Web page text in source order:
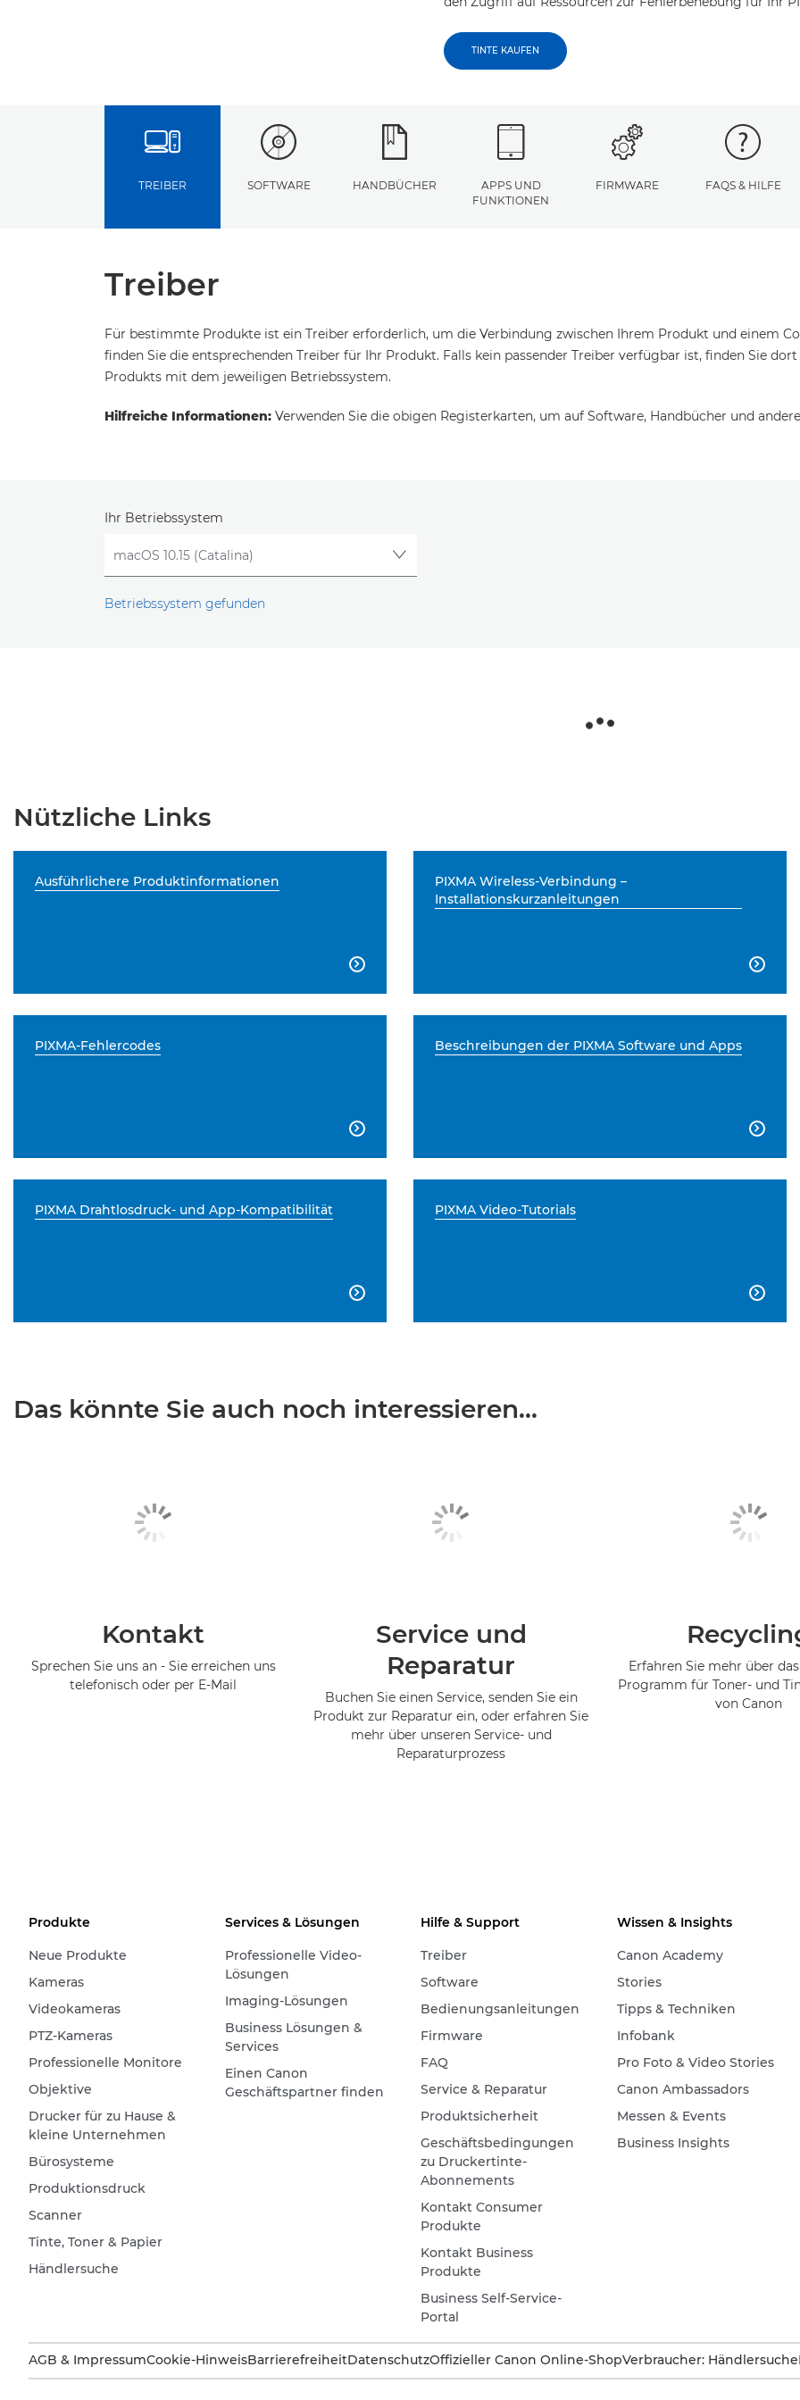
TINTE KAUFEN
TREIBER SOFTWARE HANDBÜCHER
APPS UND
FUNKTIONEN
FIRMWARE FAQS & HILFE
Treiber
Für bestimmte Produkte ist ein Treiber erforderlich, um die Verbindung zwischen Ihrem Produkt und einem
finden Sie die entsprechenden Treiber für Ihr Produkt. Falls kein passender Treiber verfügbar ist, finden Sie
Produkts mit dem jeweiligen Betriebssystem.
Hilfreiche Informationen: Verwenden Sie die obigen Registerkarten, um auf Software, Handbücher und
Ihr Betriebssystem
Betriebssystem gefunden
Nützliche Links
Ausführlichere Produktinformationen

PIXMA Wireless-Verbindung –
Installationskurzanleitungen

PIXMA-Fehlercodes

Beschreibungen der PIXMA Software und Apps

PIXMA Drahtlosdruck- und App-Kompatibilität

PIXMA Video-Tutorials

Das könnte Sie auch noch interessieren...
Kontakt
Sprechen Sie uns an - Sie erreichen uns
telefonisch oder per E-Mail
Service und
Reparatur
Buchen Sie einen Service, senden Sie ein
Produkt zur Reparatur ein, oder erfahren Sie
mehr über unseren Service- und
Reparaturprozess
Erfahren Sie mehr über
Programm für Toner- und
von Canon
Produkte
Neue Produkte
Kameras
Videokameras
PTZ-Kameras
Professionelle Monitore
Objektive
Drucker für zu Hause &
kleine Unternehmen
Bürosysteme
Produktionsdruck
Scanner
Tinte, Toner & Papier
Händlersuche
Services & Lösungen
Professionelle Video-
Lösungen
Imaging-Lösungen
Business Lösungen &
Services
Einen Canon
Geschäftspartner finden
Hilfe & Support
Treiber
Software
Bedienungsanleitungen
Firmware
FAQ
Service & Reparatur
Produktsicherheit
Geschäftsbedingungen
zu Druckertinte-
Abonnements
Kontakt Consumer
Produkte
Kontakt Business
Produkte
Business Self-Service-
Portal
Wissen & Insights
Canon Academy
Stories
Tipps & Techniken
Infobank
Pro Foto & Video Stories
Canon Ambassadors
Messen & Events
Business Insights
AGB & ImpressumCookie-HinweisBarrierefreiheitDatenschutzOffizieller Canon Online-ShopVerbraucher: Händlersuche